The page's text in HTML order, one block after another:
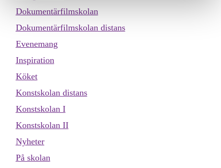
Dokumentärfilmskolan
Dokumentärfilmskolan distans
Evenemang
Inspiration
Köket
Konstskolan distans
Konstskolan I
Konstskolan II
Nyheter
På skolan